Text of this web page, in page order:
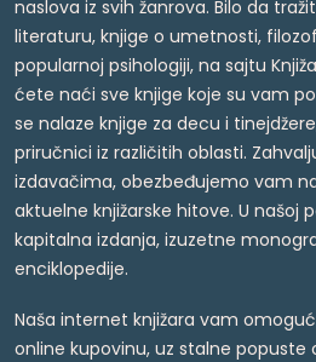
naslova iz svih žanrova. Bilo da
literaturu, knjige o umetnosti,
popularnoj psihologiji, na sajtu
ćete naći sve knjige koje su vam
se nalaze knjige za decu i
priručnici iz različitih oblasti.
izdavačima, obezbeđujemo vam
aktuelne knjižarske hitove. U našoj
kapitalna izdanja, izuzetne
enciklopedije.
Naša internet knjižara vam
online kupovinu, uz stalne popuste